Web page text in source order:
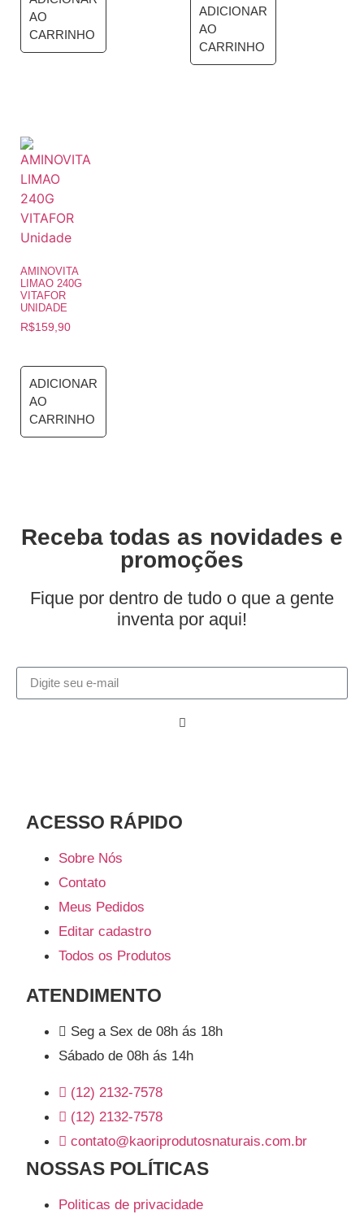
AO
CARRINHO
ADICIONAR
AO
CARRINHO
AMINOVITA
LIMAO 240G
VITAFOR
UNIDADE
R$159,90
ADICIONAR
AO
CARRINHO
Receba todas as novidades e
promoções
Fique por dentro de tudo o que a gente
inventa por aqui!
ACESSO RÁPIDO​
Sobre Nós
Contato
Meus Pedidos
Editar cadastro
Todos os Produtos
ATENDIMENTO
Seg a Sex de 08h ás 18h
Sábado de 08h ás 14h
(12) 2132-7578
(12) 2132-7578
contato@kaoriprodutosnaturais.com.br
NOSSAS POLÍTICAS
Politicas de privacidade